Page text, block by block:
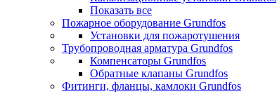
Показать все
Пожарное оборудование Grundfos
Установки для пожаротушения
Трубопроводная арматура Grundfos
Компенсаторы Grundfos
Обратные клапаны Grundfos
Фитинги, фланцы, камлоки Grundfos